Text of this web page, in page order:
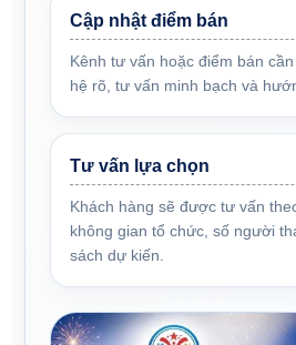
Cập nhật điểm bán
Kênh tư vấn hoặc điểm bán
hệ rõ, tư vấn minh bạch và
Tư vấn lựa chọn
Khách hàng sẽ được tư vấn
không gian tổ chức, số người
sách dự kiến.